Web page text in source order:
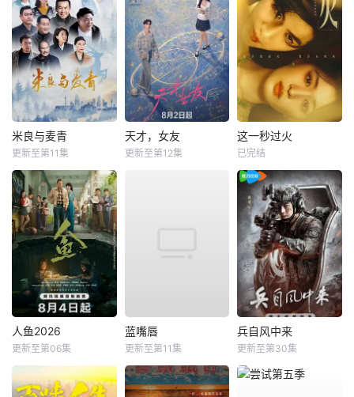
米良与麦青
更新至第11集
天才，女友
更新至第12集
这一秒过火
已完结
人鱼2026
更新至第06集
蓝嘴唇
更新至第11集
兵自风中来
更新至第30集